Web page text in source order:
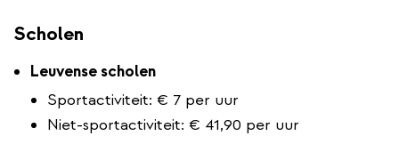
Scholen
Leuvense scholen
Sportactiviteit: € 7 per uur
Niet-sportactiviteit: € 41,90 per uur